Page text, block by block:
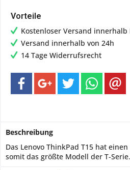
Vorteile
Kostenloser Versand innerhalb
Versand innerhalb von 24h
14 Tage Widerrufsrecht
Beschreibung
Das Lenovo ThinkPad T15 hat
somit das größte Modell der T-